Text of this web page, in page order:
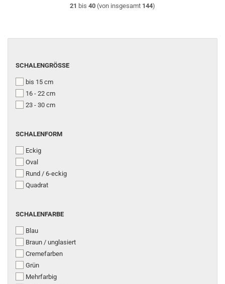
21 bis 40 (von insgesamt 144)
SCHALENGRÖSSE
SCHALENGRÖSSE
bis 15 cm
16 - 22 cm
23 - 30 cm
SCHALENFORM
SCHALENFORM
Eckig
Oval
Rund / 6-eckig
Quadrat
SCHALENFARBE
SCHALENFARBE
Blau
Braun / unglasiert
Cremefarben
Grün
Mehrfarbig